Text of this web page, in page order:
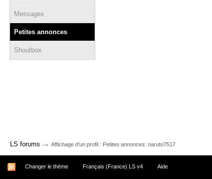
Messages
Petites annonces
Shoutbox
LS forums → Affichage d'un profil : Petites annonces: naruto7517
Changer le thème Français (France) LS v4 Aide